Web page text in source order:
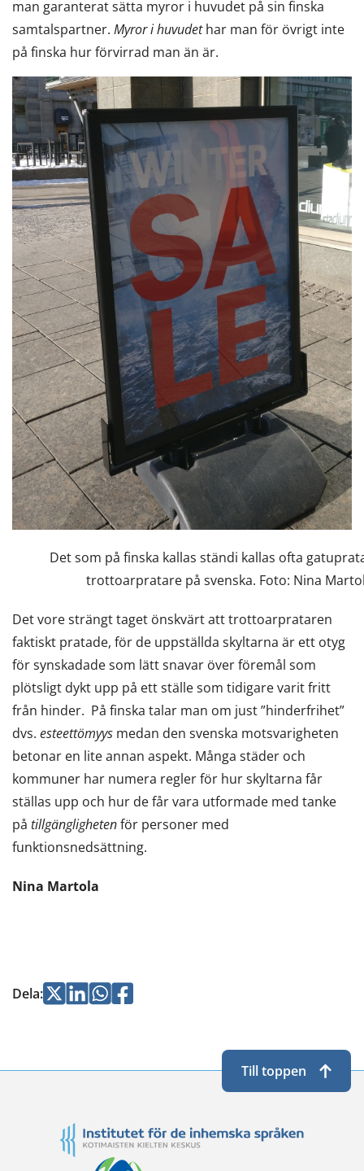
man garanterat sätta myror i huvudet på sin finska
samtalspartner. Myror i huvudethar man för övrigt inte
på finska hur förvirrad man än är.
Det som på finska kallas ständi kallas ofta
trottoarpratare på svenska. Foto: Nina
Det vore strängt taget önskvärt att trottoarprataren
faktiskt pratade, för de uppställda skyltarna är ett otyg
för synskadade som lätt snavar över föremål som
plötsligt dykt upp på ett ställe som tidigare varit fritt
från hinder. På finska talar man om just ”hinderfrihet”
dvs. esteettömyys medan den svenska motsvarigheten
betonar en lite annan aspekt. Många städer och
kommuner har numera regler för hur skyltarna får
ställas upp och hur de får vara utformade med tanke
på tillgänglighetenför personer med
funktionsnedsättning.
Nina Martola
Dela:Jaa Jaa Jaa
Jaa
Till toppen